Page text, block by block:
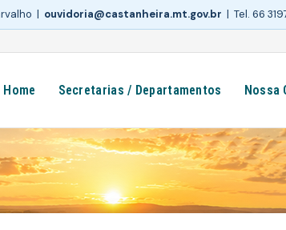
| ouvidoria@castanheira.mt.gov.br | Tel. 66
Home Secretarias / Departamentos Nossa